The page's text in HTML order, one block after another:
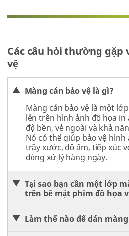
Các câu hỏi thường gặp
vệ
Màng cán bảo vệ là gì?
Màng cán bảo vệ là một
lên trên hình ảnh đồ họa in
độ bền, vẻ ngoài và khả
Nó có thể giúp bảo vệ hình
trầy xước, độ ẩm, tiếp xúc
động xử lý hàng ngày.
Tại sao bạn cần một lớp
trên bề mặt phim đồ họa
Làm thế nào để dán màng